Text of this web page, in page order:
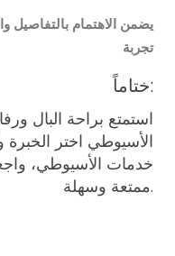
يضمن الاهتمام
تجربة
ختاماً:
استمتع براحة البال
الأسيوطي اختر الخبرة
خدمات الأسيوطي،
ممتعة وسهلة.